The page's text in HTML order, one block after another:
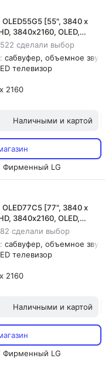
OLED55G5 [55", 3840 x
3840х2160, OLED,
522 сделали выбор
сабвуфер, объемное
телевизор
2160
Наличными и картой
Фирменный LG
OLED77C5 [77", 3840 x
3840х2160, OLED,
сделали выбор
сабвуфер, объемное
телевизор
2160
Наличными и картой
Фирменный LG